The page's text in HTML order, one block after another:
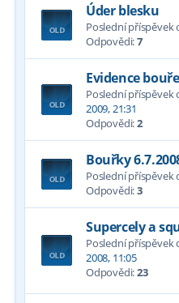
Úder blesku
Poslední příspěvek
Odpovědi:7
Evidence
Poslední příspěvek
2009, 21:31
Odpovědi:2
Bouřky
Poslední příspěvek
Odpovědi:3
Supercely a
Poslední příspěvek
2008, 11:05
Odpovědi:23